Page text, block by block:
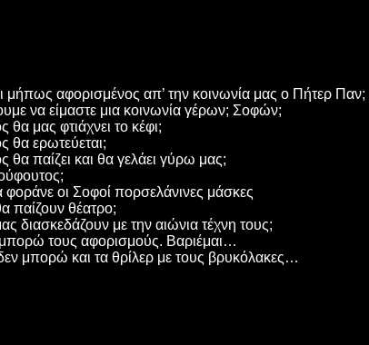
μήπως αφορισμένος απ’ την κοινωνία μας ο Πήτερ Παν;
να είμαστε μια κοινωνία γέρων; Σοφών;
θα μας φτιάχνει το κέφι;
θα ερωτεύεται;
θα παίζει και θα γελάει γύρω μας;
οι Σοφοί πορσελάνινες μάσκες
παίζουν θέατρο;
διασκεδάζουν με την αιώνια τέχνη τους;
τους αφορισμούς. Βαριέμαι…
μπορώ και τα θρίλερ με τους βρυκόλακες…